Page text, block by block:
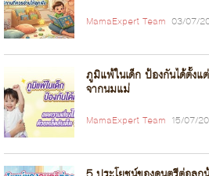
MamaExpert Team 03/07/
ภูมิแพ้ในเด็ก ป้องกันได้ตั้งแ
จากนมแม่
MamaExpert Team 15/07/